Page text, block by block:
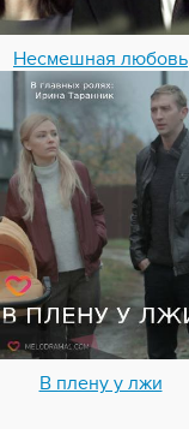
Несмешная любовь
В плену у лжи